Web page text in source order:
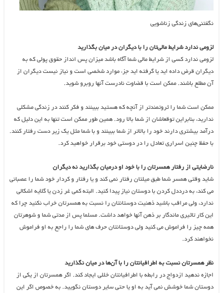
نگفتنی‌های زندگی زناشویی
لزومی ندارد شرایط مالی‌تان را با دیگران در میان بگذارید
لزومی ندارد کسی از شرایط مالی شما آگاه باشد میزان پس انداز حقوق پولی که به
دیگران قرض داده اید یا گرفته اید جزء موارد شخصی است و نیاز نیست دیگران از
آن مطلع باشند. ممکن است با قضاوت نادرست آنها روبرو شوید.
ممکن است شما را ثروتمندتر از آنچه که هستید ببینند و فکر کنند در زندگی مشکلی
ندارید، بنابراین توقعاشان از شما بالا رود. همین طور ممکن است تنها به این دلیل که
درآمد بیشتری دارند خود را بالاتر از شما ببینند و با شما مثل یک زیر دست رفتار کنند.
با حفظ چنین اسراری تعادل را در دوستی خود برقرار خواهید کرد.
نارضایتی از رفتار همسرتان را با خود او درمیان بگذارید نه دیگران
شاید وقتی همسر شما طبق میلتان رفتار نمی کند و یا رفتار و کردار خود شما را عصبانی
می کند، به درددل کردن با دوستان نیاز پیدا کنید. البته کمی غر زدن یا گلایه اشکالی
ندارد، ولی مراقب باشید ذهنیت دوستانتان را نسبت به همسرتان خراب نکنید چرا که
این کار تاثیری ماندگار بر ذهن آنها خواهد داشت. مسلما پس از مدتی شما و شوهرتان
همه چیز را فراموش می کنید ولی دوستانتان حرف های شما را راجع به او فراموش
نخواهند کرد.
نظر همسرتان نسبت به اطرافیانتان را با آن‌ها در میان نگذارید
اجازه ندهید ازدواج در رابطه با اطرافیانتان خللی ایجاد کند. اگر همسرتان از یکی از
دوستان شما خوشش نمی آید به او یا حتی سایر دوستان نگویید. به خصوص اگر این